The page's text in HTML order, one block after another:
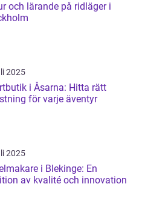
och lärande på ridläger i
2025
i Åsarna: Hitta rätt
för varje äventyr
2025
i Blekinge: En
av kvalité och innovation